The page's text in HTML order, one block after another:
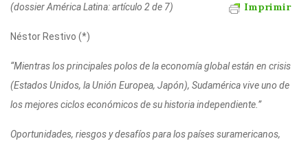
it
te
r
at
s
A
p
p
e
a
m
c
b
o
o
k
m
ar
ti
r
Imprimir
(dossier América Latina: artículo 2 de 7)
Néstor Restivo (*)
“Mientras los principales polos de la economía global están en crisis
(Estados Unidos, la Unión Europea, Japón), Sudamérica vive uno de
los mejores ciclos económicos de su historia independiente.”
Oportunidades, riesgos y desafíos para los países suramericanos,